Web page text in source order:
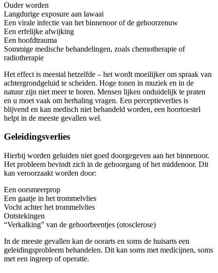
Ouder worden
Langdurige exposure aan lawaai
Een virale infectie van het binnenoor of de gehoorzenuw
Een erfelijke afwijking
Een hoofdtrauma
Sommige medische behandelingen, zoals chemotherapie of
radiotherapie
Het effect is meestal hetzelfde – het wordt moeilijker om spraak van
achtergrondgeluid te scheiden. Hoge tonen in muziek en in de
natuur zijn niet meer te horen. Mensen lijken onduidelijk te praten
en u moet vaak om herhaling vragen. Een perceptieverlies is
blijvend en kan medisch niet behandeld worden, een hoortoestel
helpt in de meeste gevallen wel.
Geleidingsverlies
Hierbij worden geluiden niet goed doorgegeven aan het binnenoor.
Het probleem bevindt zich in de gehoorgang of het middenoor. Dit
kan veroorzaakt worden door:
Een oorsmeerprop
Een gaatje in het trommelvlies
Vocht achter het trommelvlies
Ontstekingen
“Verkalking” van de gehoorbeentjes (otosclerose)
In de meeste gevallen kan de oorarts en soms de huisarts een
geleidingsprobleem behandelen. Dit kan soms met medicijnen, soms
met een ingreep of operatie.